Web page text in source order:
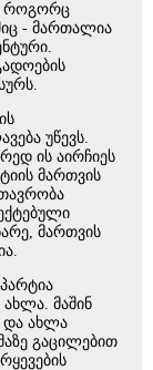
როგორც
- მართალია
უწევს.
ის აირჩიეს
მართვის
მართვის
მაშინ
და ახლა
გაცილებით